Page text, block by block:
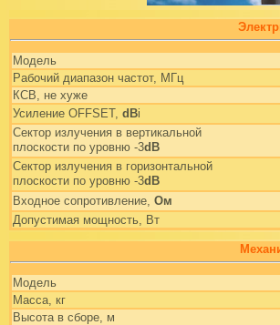
Модель
Рабочий диапазон частот, МГц
КСВ, не хуже
Усиление OFFSET, dBi
Сектор излучения в вертикальной
плоскости по уровню -3dB
Сектор излучения в горизонтальной
плоскости по уровню -3dB
Входное сопротивление, Ом
Допустимая мощность, Вт
Модель
Масса, кг
Высота в сборе, м